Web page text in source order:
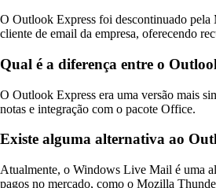
O Outlook Express foi descontinuado pela
cliente de email da empresa, oferecendo
Qual é a diferença entre o
O Outlook Express era uma versão mais
notas e integração com o pacote Office.
Existe alguma alternativa ao
Atualmente, o Windows Live Mail é uma
pagos no mercado, como o Mozilla